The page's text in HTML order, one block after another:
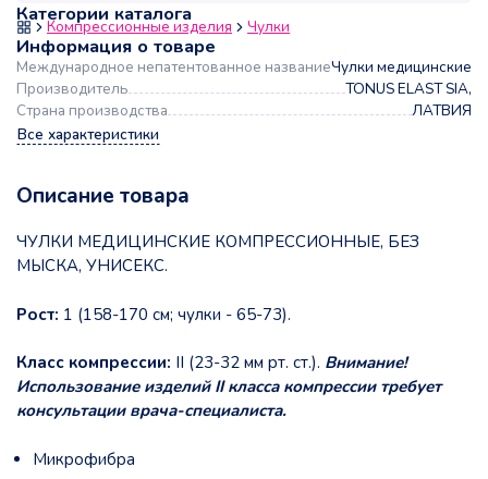
Категории каталога
Компрессионные изделия Чулки
Информация о товаре
Международное непатентованное названиеЧулки медицинские
Производитель
TONUS ELAST SIA,
Страна производства
ЛАТВИЯ
Все характеристики
Описание товара
ЧУЛКИ МЕДИЦИНСКИЕ КОМПРЕССИОННЫЕ, БЕЗ
МЫСКА, УНИСЕКС.
Рост: 1 (158-170 см; чулки - 65-73).
Класс компрессии: II (23-32 мм рт. ст.). Внимание!
Использование изделий II класса компрессии требует
консультации врача-специалиста.
Микрофибра